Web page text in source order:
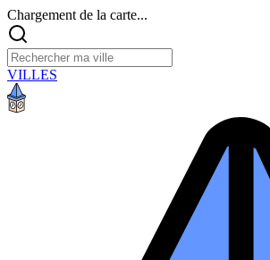
Chargement de la carte...
VILLES